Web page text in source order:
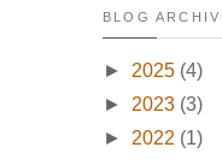
BLOG
► 2025 (4)
► 2023 (3)
► 2022 (1)